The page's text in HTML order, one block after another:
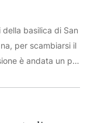
basilica di San
per scambiarsi il
è andata un po'
in luogo pubblico.
della